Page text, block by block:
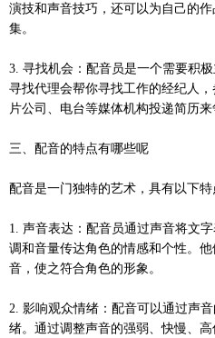
演技和声音技巧，还可以为自己的
集。
3. 寻找机会：配音员是一个需要积
寻找代理会帮你寻找工作的经纪人
片公司、电台等媒体机构投递简历来
三、配音的特点有哪些呢
配音是一门独特的艺术，具有以下特
1. 声音表达：配音员通过声音将文
调和音量传达角色的情感和个性。
音，使之符合角色的形象。
2. 影响观众情绪：配音可以通过声
绪。通过调整声音的强弱、快慢、